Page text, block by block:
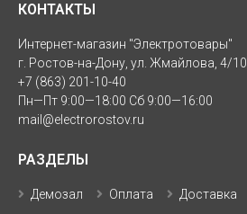
КОНТАКТЫ
Интернет-магазин "Электротовары"
г. Ростов-на-Дону, ул. Жмайлова, 4/10
+7 (863) 201-10-40
Пн—Пт 9:00—18:00 Сб 9:00—16:00
mail@electrorostov.ru
РАЗДЕЛЫ
Демозал Оплата Доставка